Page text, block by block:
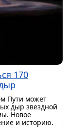
170
Пути может
дыр звездной
Новое
и историю.